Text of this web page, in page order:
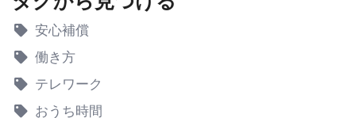
安心補償
働き方
テレワーク
おうち時間